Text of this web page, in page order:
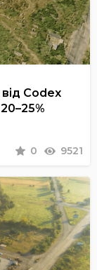
Codex
0 9521